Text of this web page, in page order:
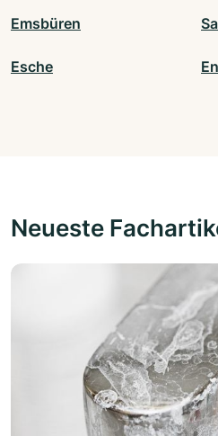
Emsbüren
Esche
Neueste